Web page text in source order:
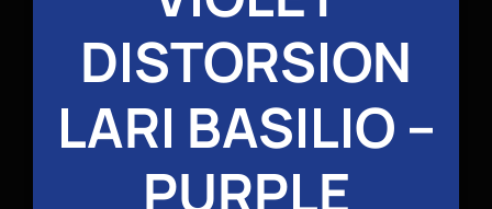
DISTORSION
LARI BASILIO –
PURPLE